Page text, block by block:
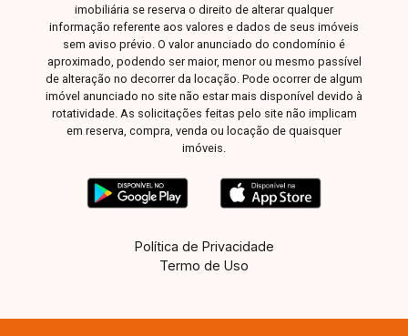
imobiliária se reserva o direito de alterar qualquer
informação referente aos valores e dados de seus imóveis
sem aviso prévio. O valor anunciado do condomínio é
aproximado, podendo ser maior, menor ou mesmo passível
de alteração no decorrer da locação. Pode ocorrer de algum
imóvel anunciado no site não estar mais disponível devido à
rotatividade. As solicitações feitas pelo site não implicam
em reserva, compra, venda ou locação de quaisquer
imóveis.
Política de Privacidade
Termo de Uso